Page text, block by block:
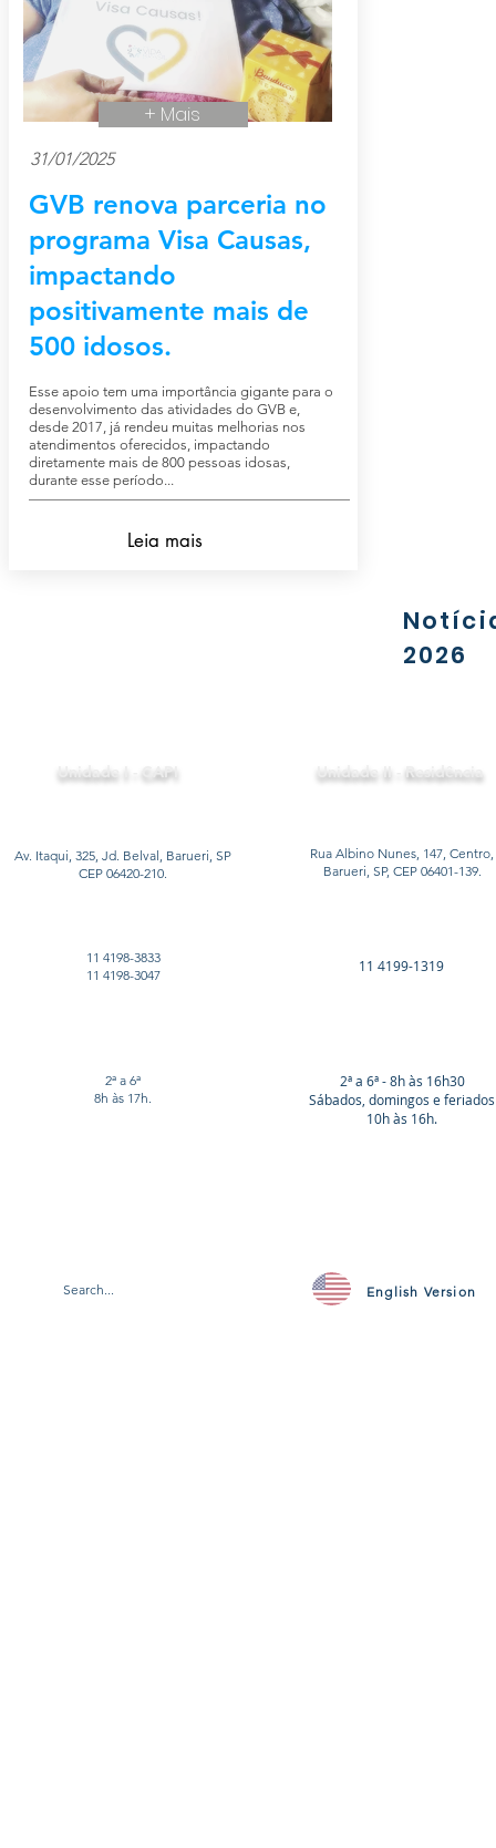
+ Mais
31/01/2025
GVB renova parceria no
programa Visa Causas,
impactando
positivamente mais de
500 idosos.
Esse apoio tem uma importância gigante para o
desenvolvimento das atividades do GVB e,
desde 2017, já rendeu muitas melhorias nos
atendimentos oferecidos, impactando
diretamente mais de 800 pessoas idosas,
durante esse período...
Leia mais
2026
English Version
Unidade I - CAPI
Av. Itaqui, 325, Jd. Belval, Barueri, SP
CEP 06420-210.
11 4198-3833
11 4198-3047
2ª a 6ª
8h às 17h.
Unidade II - Residência
Rua Albino Nunes, 147, Centro,
Barueri, SP, CEP 06401-139.
11 4199-1319
2ª a 6ª - 8h às 16h30
Sábados, domingos e feriados
10h às 16h.